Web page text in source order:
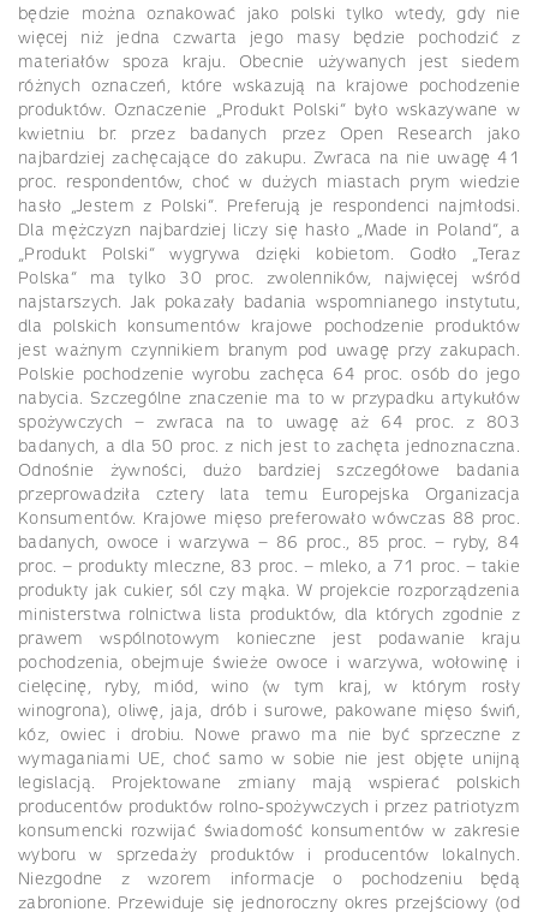
będzie można oznakować jako polski tylko wtedy, gdy nie
więcej niż jedna czwarta jego masy będzie pochodzić z
materiałów spoza kraju. Obecnie używanych jest siedem
różnych oznaczeń, które wskazują na krajowe pochodzenie
produktów. Oznaczenie „Produkt Polski” było wskazywane w
kwietniu br. przez badanych przez Open Research jako
najbardziej zachęcające do zakupu. Zwraca na nie uwagę 41
proc. respondentów, choć w dużych miastach prym wiedzie
hasło „Jestem z Polski”. Preferują je respondenci najmłodsi.
Dla mężczyzn najbardziej liczy się hasło „Made in Poland”, a
„Produkt Polski” wygrywa dzięki kobietom. Godło „Teraz
Polska” ma tylko 30 proc. zwolenników, najwięcej wśród
najstarszych. Jak pokazały badania wspomnianego instytutu,
dla polskich konsumentów krajowe pochodzenie produktów
jest ważnym czynnikiem branym pod uwagę przy zakupach.
Polskie pochodzenie wyrobu zachęca 64 proc. osób do jego
nabycia. Szczególne znaczenie ma to w przypadku artykułów
spożywczych – zwraca na to uwagę aż 64 proc. z 803
badanych, a dla 50 proc. z nich jest to zachęta jednoznaczna.
Odnośnie żywności, dużo bardziej szczegółowe badania
przeprowadziła cztery lata temu Europejska Organizacja
Konsumentów. Krajowe mięso preferowało wówczas 88 proc.
badanych, owoce i warzywa – 86 proc., 85 proc. – ryby, 84
proc. – produkty mleczne, 83 proc. – mleko, a 71 proc. – takie
produkty jak cukier, sól czy mąka. W projekcie rozporządzenia
ministerstwa rolnictwa lista produktów, dla których zgodnie z
prawem wspólnotowym konieczne jest podawanie kraju
pochodzenia, obejmuje świeże owoce i warzywa, wołowinę i
cielęcinę, ryby, miód, wino (w tym kraj, w którym rosły
winogrona), oliwę, jaja, drób i surowe, pakowane mięso świń,
kóz, owiec i drobiu. Nowe prawo ma nie być sprzeczne z
wymaganiami UE, choć samo w sobie nie jest objęte unijną
legislacją. Projektowane zmiany mają wspierać polskich
producentów produktów rolno-spożywczych i przez patriotyzm
konsumencki rozwijać świadomość konsumentów w zakresie
wyboru w sprzedaży produktów i producentów lokalnych.
Niezgodne z wzorem informacje o pochodzeniu będą
zabronione. Przewiduje się jednoroczny okres przejściowy (od